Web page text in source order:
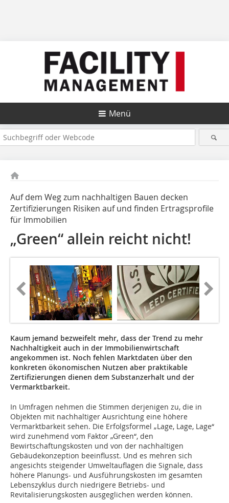
Menü
Auf dem Weg zum nachhaltigen Bauen decken
Zertifizierungen Risiken auf und finden Ertragsprofile
für Immobilien
„Green“ allein reicht nicht!
Kaum jemand bezweifelt mehr, dass der Trend zu mehr
Nachhaltigkeit auch in der Immobilienwirtschaft
angekommen ist. Noch fehlen Marktdaten über den
konkreten ökonomischen Nutzen aber praktikable
Zertifizierungen dienen dem Substanzerhalt und der
Vermarktbarkeit.
In Umfragen nehmen die Stimmen derjenigen zu, die in
Objekten mit nachhaltiger Ausrichtung eine höhere
Vermarktbarkeit sehen. Die Erfolgsformel „Lage, Lage, Lage“
wird zunehmend vom Faktor „Green“, den
Bewirtschaftungskosten und von der nachhaltigen
Gebäudekonzeption beeinflusst. Und es mehren sich
angesichts steigender Umweltauflagen die Signale, dass
höhere Planungs- und Ausführungskosten im gesamten
Lebenszyklus durch niedrigere Betriebs- und
Revitalisierungskosten ausgeglichen werden können.